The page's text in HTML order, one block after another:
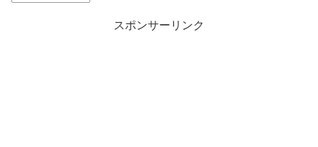
スポンサーリンク